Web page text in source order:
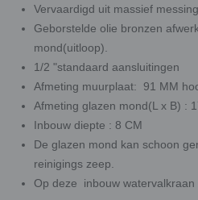
Vervaardigd uit massief messing
Geborstelde olie bronzen
mond(uitloop).
1/2 "standaard aansluitingen
Afmeting muurplaat: 91 MM
Afmeting glazen mond(L x B) :
Inbouw diepte : 8 CM
De glazen mond kan schoon
reinigings zeep.
Op deze inbouw watervalkraan